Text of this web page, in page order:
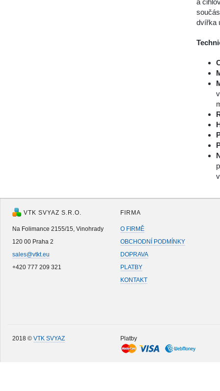
a
dvířka
VTK SVYAZ S.R.O.
Na Folimance 2155/15, Vinohrady
120 00 Praha 2
sales@vtkt.eu
+420 777 209 321
FIRMA
O FIRMĚ
OBCHODNÍ PODMÍNKY
DOPRAVA
PLATBY
KONTAKT
2018 © VTK SVYAZ Platby